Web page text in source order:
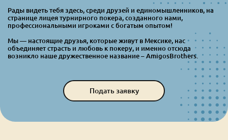
Рады видеть тебя здесь, среди друзей и единомышленников, на
странице лицея турнирного покера, созданного нами,
профессиональными игроками с богатым опытом!
Мы — настоящие друзья, которые живут в Мексике, нас
объединяет страсть и любовь к покеру, и именно отсюда
возникло наше дружественное название – AmigosBrothers.
Подать заявку